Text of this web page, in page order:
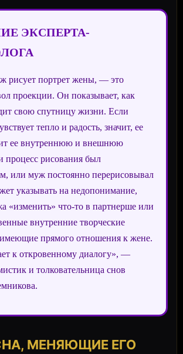
ЭКСПЕРТА-
рисует портрет жены, — это
проекции. Он показывает, как
свою спутницу жизни. Если
тепло и радость, значит, ее
ее внутреннюю и внешнюю
процесс рисования был
или муж постоянно перерисовывал
указывать на недопонимание,
«изменить» что-то в партнерше или
внутренние творческие
прямого отношения к жене.
к откровенному диалогу», —
и толковательница снов
МЕНЯЮЩИЕ ЕГО